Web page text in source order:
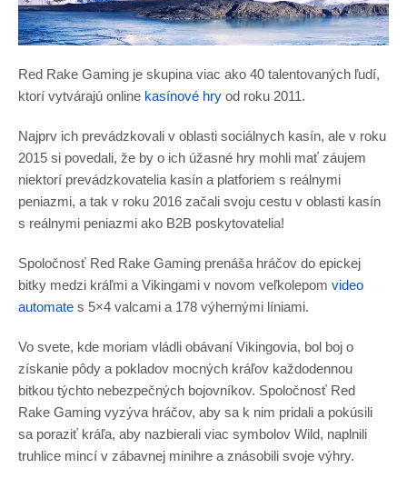
Red Rake Gaming je skupina viac ako 40 talentovaných ľudí,
ktorí vytvárajú online kasínové hry od roku 2011.
Najprv ich prevádzkovali v oblasti sociálnych kasín, ale v roku
2015 si povedali, že by o ich úžasné hry mohli mať záujem
niektorí prevádzkovatelia kasín a platforiem s reálnymi
peniazmi, a tak v roku 2016 začali svoju cestu v oblasti kasín
s reálnymi peniazmi ako B2B poskytovatelia!
Spoločnosť Red Rake Gaming prenáša hráčov do epickej
bitky medzi kráľmi a Vikingami v novom veľkolepom video
automate s 5×4 valcami a 178 výhernými líniami.
Vo svete, kde moriam vládli obávaní Vikingovia, bol boj o
získanie pôdy a pokladov mocných kráľov každodennou
bitkou týchto nebezpečných bojovníkov. Spoločnosť Red
Rake Gaming vyzýva hráčov, aby sa k nim pridali a pokúsili
sa poraziť kráľa, aby nazbierali viac symbolov Wild, naplnili
truhlice mincí v zábavnej minihre a znásobili svoje výhry.